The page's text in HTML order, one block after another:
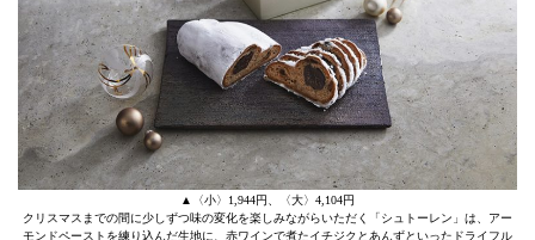
▲〈小〉1,944円、〈大〉4,104円
クリスマスまでの間に少しずつ味の変化を楽しみながらいただく「シュトーレン」は、アー
モンドペーストを練り込んだ生地に、赤ワインで煮たイチジクとあんずといったドライフル